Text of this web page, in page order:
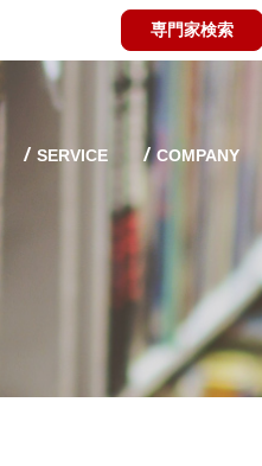
専門家検索
SERVICE COMPANY